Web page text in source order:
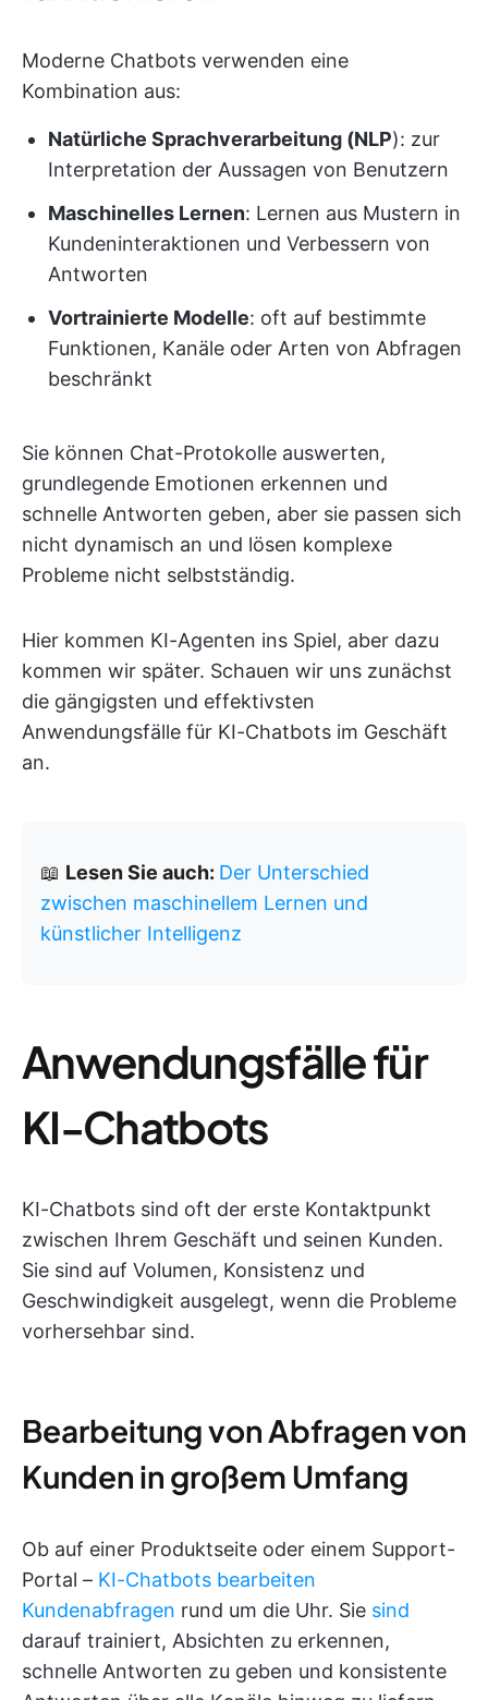
Moderne Chatbots verwenden eine
Kombination aus:
Natürliche Sprachverarbeitung (NLP): zur
Interpretation der Aussagen von Benutzern
Maschinelles Lernen: Lernen aus Mustern in
Kundeninteraktionen und Verbessern von
Antworten
Vortrainierte Modelle: oft auf bestimmte
Funktionen, Kanäle oder Arten von Abfragen
beschränkt
Sie können Chat-Protokolle auswerten,
grundlegende Emotionen erkennen und
schnelle Antworten geben, aber sie passen sich
nicht dynamisch an und lösen komplexe
Probleme nicht selbstständig.
Hier kommen KI-Agenten ins Spiel, aber dazu
kommen wir später. Schauen wir uns zunächst
die gängigsten und effektivsten
Anwendungsfälle für KI-Chatbots im Geschäft
an.
📖 Lesen Sie auch: Der Unterschied
zwischen maschinellem Lernen und
künstlicher Intelligenz
Anwendungsfälle für
KI-Chatbots
KI-Chatbots sind oft der erste Kontaktpunkt
zwischen Ihrem Geschäft und seinen Kunden.
Sie sind auf Volumen, Konsistenz und
Geschwindigkeit ausgelegt, wenn die Probleme
vorhersehbar sind.
Bearbeitung von Abfragen von
Kunden in großem Umfang
Ob auf einer Produktseite oder einem Support-
Portal – KI-Chatbots bearbeiten
Kundenabfragen rund um die Uhr. Sie sind
darauf trainiert, Absichten zu erkennen,
schnelle Antworten zu geben und konsistente